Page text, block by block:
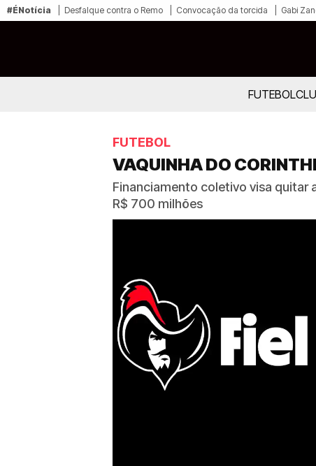
#ÉNotícia Desfalque contra o Remo Convocação da torcida Gabi
FUTEBOL
FUTEBOL
VAQUINHA DO
Financiamento coletivo visa quitar
R$ 700 milhões